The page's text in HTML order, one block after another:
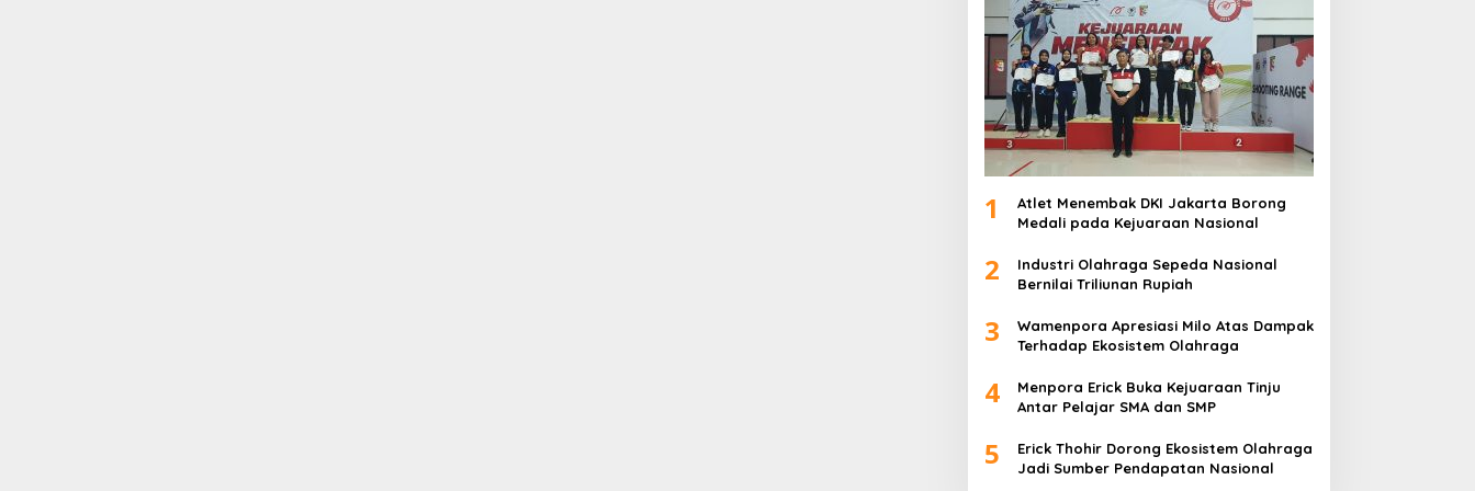
1
Atlet Menembak DKI Jakarta Borong
Medali pada Kejuaraan Nasional
2
Industri Olahraga Sepeda Nasional
Bernilai Triliunan Rupiah
3
Wamenpora Apresiasi Milo Atas Dampak
Terhadap Ekosistem Olahraga
4
Menpora Erick Buka Kejuaraan Tinju
Antar Pelajar SMA dan SMP
5
Erick Thohir Dorong Ekosistem Olahraga
Jadi Sumber Pendapatan Nasional